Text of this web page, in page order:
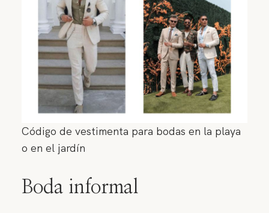
Código de vestimenta para bodas en la playa
o en el jardín
Boda informal